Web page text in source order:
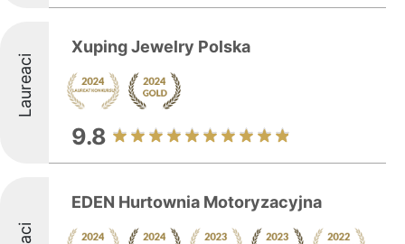
Laureaci
Xuping Jewelry Polska
9.8
EDEN Hurtownia Motoryzacyjna